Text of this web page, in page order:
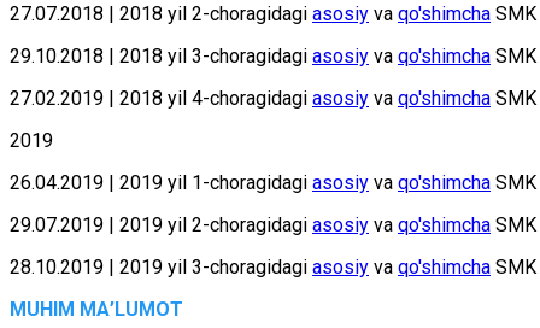
27.07.2018 | 2018 yil 2-choragidagi asosiy va qo'shimcha SMK
29.10.2018 | 2018 yil 3-choragidagi asosiy va qo'shimcha SMK
27.02.2019 | 2018 yil 4-choragidagi asosiy va qo'shimcha SMK
2019
26.04.2019 | 2019 yil 1-choragidagi asosiy va qo'shimcha SMK
29.07.2019 | 2019 yil 2-choragidagi asosiy va qo'shimcha SMK
28.10.2019 | 2019 yil 3-choragidagi asosiy va qo'shimcha SMK
MUHIM MА’LUMОT